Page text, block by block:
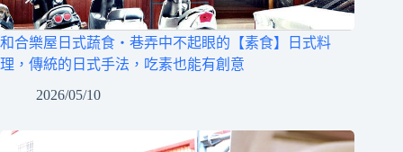
和合樂屋日式蔬食‧巷弄中不起眼的【素食】日式料
理，傳統的日式手法，吃素也能有創意
2026/05/10